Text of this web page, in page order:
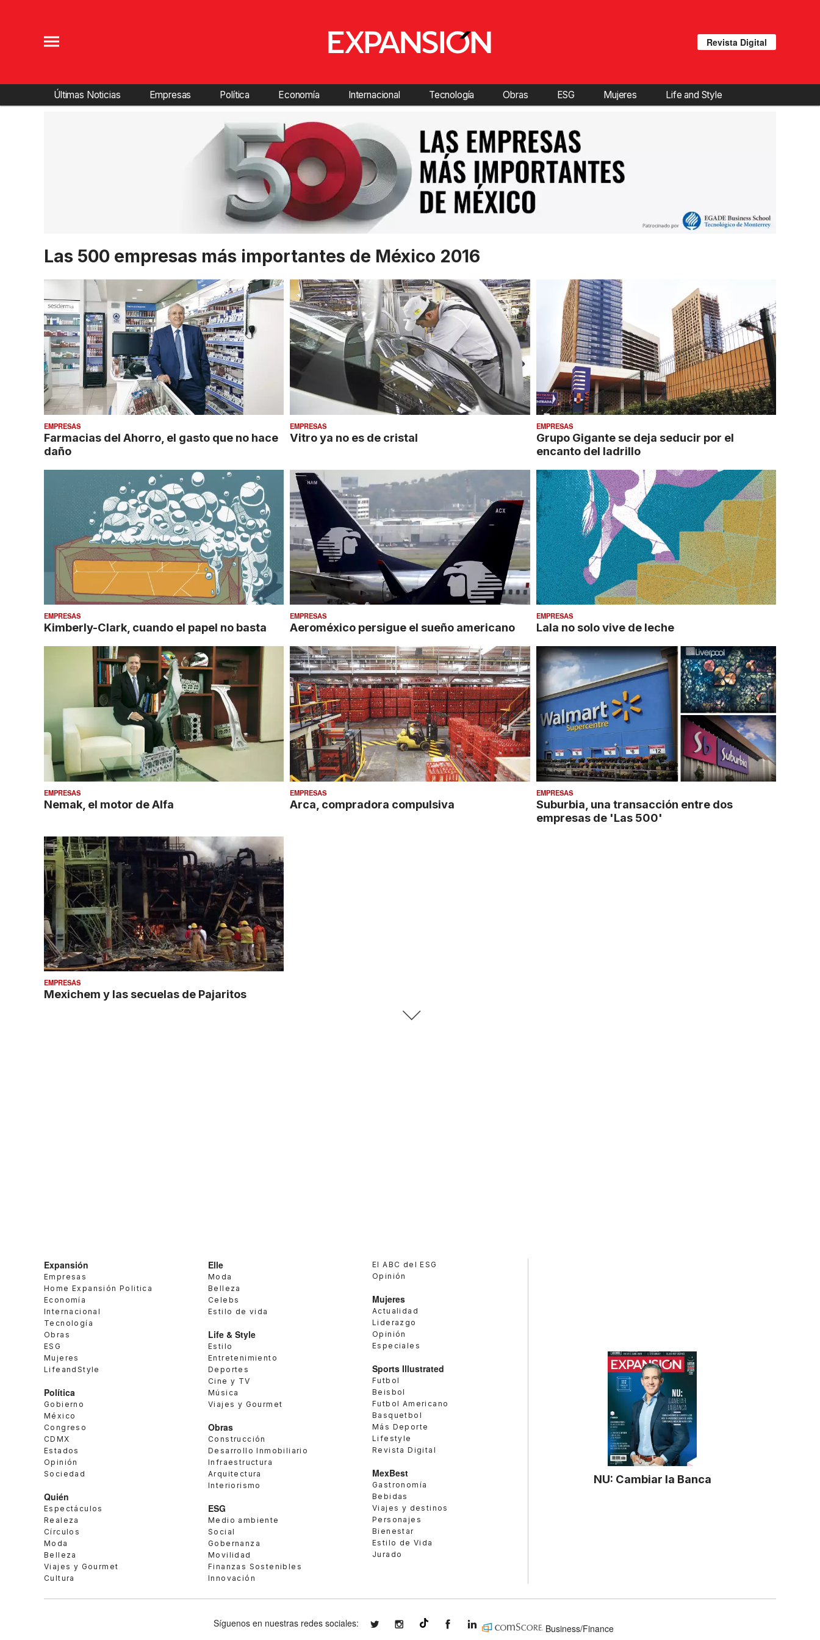
Revista Digital
Últimas Noticias Empresas Política Economía Internacional Tecnología Obras ESG Mujeres Life and Style
Las 500 empresas más importantes de México 2016
EMPRESAS
Farmacias del Ahorro, el gasto que no hace
daño
EMPRESAS
Vitro ya no es de cristal
EMPRESAS
Grupo Gigante se deja seducir por el
encanto del ladrillo
EMPRESAS
Kimberly-Clark, cuando el papel no basta
EMPRESAS
Aeroméxico persigue el sueño americano
EMPRESAS
Lala no solo vive de leche
EMPRESAS
Nemak, el motor de Alfa
EMPRESAS
Arca, compradora compulsiva
EMPRESAS
Suburbia, una transacción entre dos
empresas de 'Las 500'
EMPRESAS
Mexichem y las secuelas de Pajaritos
Expansión
Empresas
Home Expansión Politica
Economía
Internacional
Tecnología
Obras
ESG
Mujeres
LifeandStyle
Política
Gobierno
México
Congreso
CDMX
Estados
Opinión
Sociedad
Quién
Espectáculos
Realeza
Círculos
Moda
Belleza
Viajes y Gourmet
Cultura
Elle
Moda
Belleza
Celebs
Estilo de vida
Life & Style
Estilo
Entretenimiento
Deportes
Cine y TV
Música
Viajes y Gourmet
Obras
Construcción
Desarrollo Inmobiliario
Infraestructura
Arquitectura
Interiorismo
ESG
Medio ambiente
Social
Gobernanza
Movilidad
Finanzas Sostenibles
Innovación
El ABC del ESG
Opinión
Mujeres
Actualidad
Liderazgo
Opinión
Especiales
Sports Illustrated
Futbol
Beisbol
Futbol Americano
Basquetbol
Más Deporte
Lifestyle
Revista Digital
MexBest
Gastronomía
Bebidas
Viajes y destinos
Personajes
Bienestar
Estilo de Vida
Jurado
NU: Cambiar la Banca
Síguenos en nuestras redes sociales: expansionmxexpansionmx ExpansionMex
expansion Business/Finance